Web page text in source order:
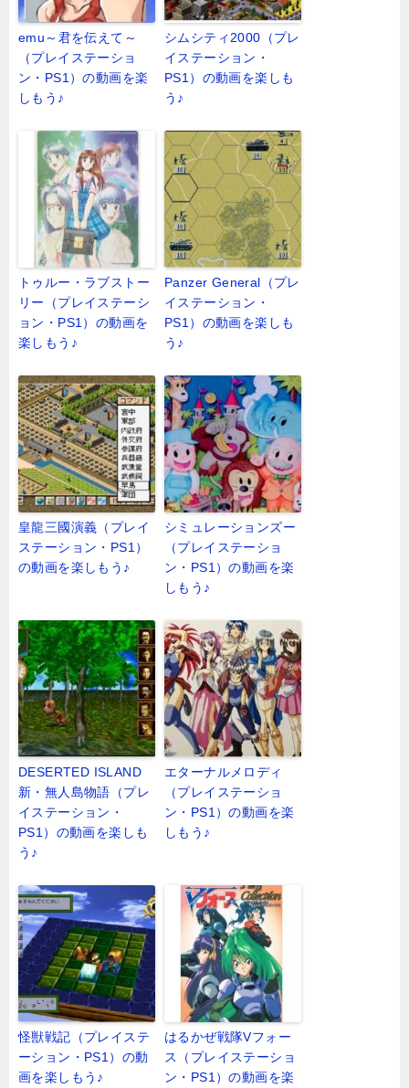
emu～君を伝えて～
（プレイステーショ
ン・PS1）の動画を楽
しもう♪
シムシティ2000（プレ
イステーション・
PS1）の動画を楽しも
う♪
トゥルー・ラブストー
リー（プレイステーシ
ョン・PS1）の動画を
楽しもう♪
Panzer General（プレ
イステーション・
PS1）の動画を楽しも
う♪
皇龍三國演義（プレイ
ステーション・PS1）
の動画を楽しもう♪
シミュレーションズー
（プレイステーショ
ン・PS1）の動画を楽
しもう♪
DESERTED ISLAND
新・無人島物語（プレ
イステーション・
PS1）の動画を楽しも
う♪
エターナルメロディ
（プレイステーショ
ン・PS1）の動画を楽
しもう♪
怪獣戦記（プレイステ
ーション・PS1）の動
画を楽しもう♪
はるかぜ戦隊Vフォー
ス（プレイステーショ
ン・PS1）の動画を楽